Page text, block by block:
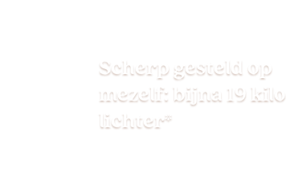
Scherp gesteld op
mezelf: bijna 19 kilo
lichter*